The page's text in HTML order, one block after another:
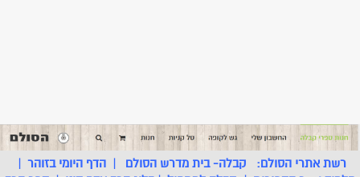
רשת אתרי הסולם: קבלה- בית מדרש הסולם |הדף היומי בזוהר |